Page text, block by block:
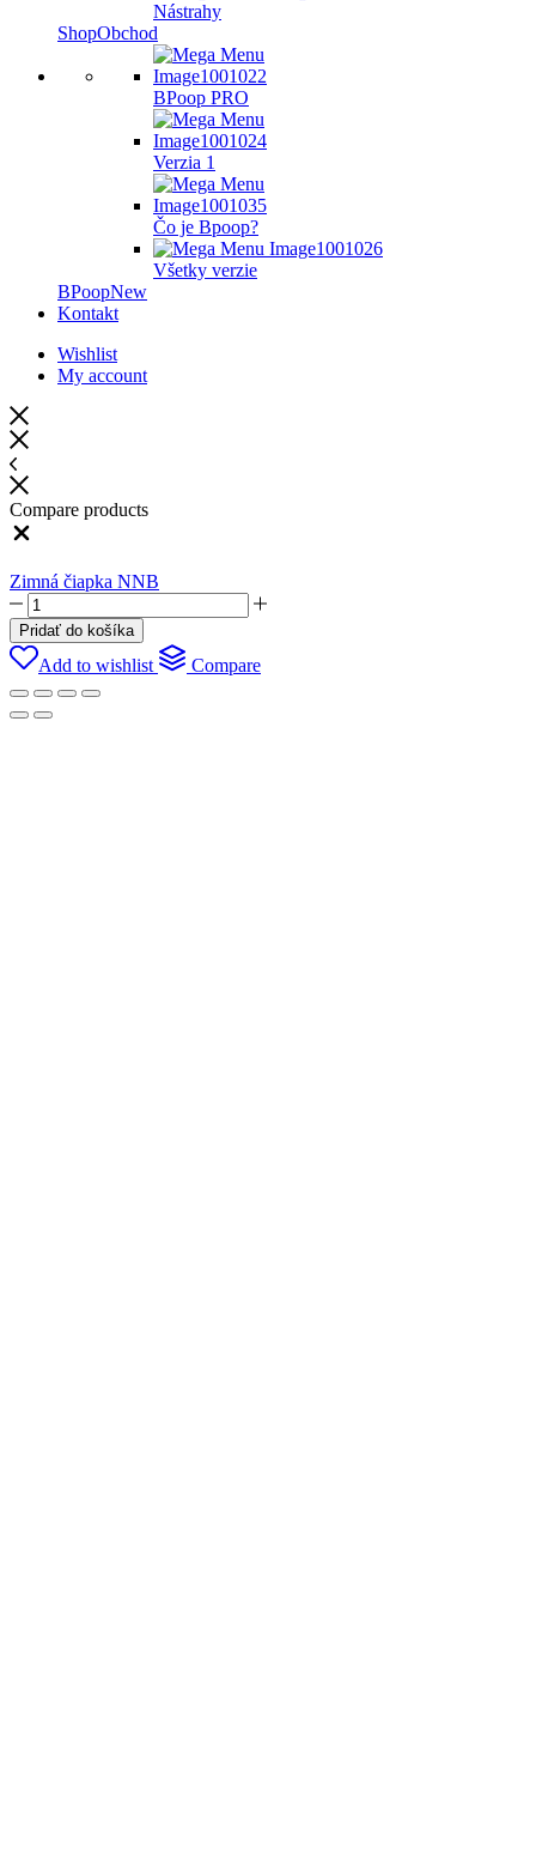
Nástrahy
ShopObchod
BPoop PRO
Verzia 1
Čo je Bpoop?
Všetky verzie
BPoopNew
Kontakt
Wishlist
My account
Compare products
Zimná čiapka NNB
Pridať do košíka
Add to wishlist Compare